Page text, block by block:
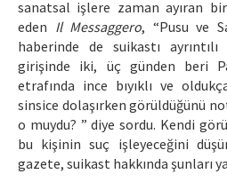
sanatsal işlere zaman ayıran
eden Il Messaggero, “Pusu ve
haberinde de suikastı
girişinde iki, üç günden beri
etrafında ince bıyıklı ve
sinsice dolaşırken görüldüğünü
o muydu? ” diye sordu. Kendi
bu kişinin suç işleyeceğini
gazete, suikast hakkında şunları